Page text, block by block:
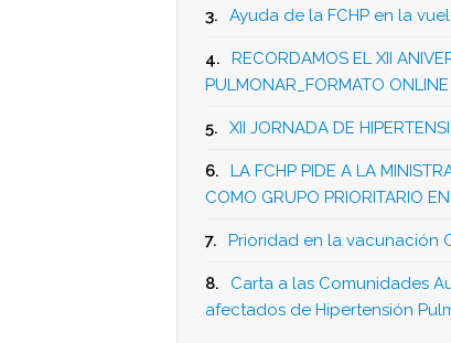
3. Ayuda de la FCHP en la
4.
RECORDAMOS EL XII
PULMONAR_FORMATO ONLINE
5. XII JORNADA DE
6.
LA FCHP PIDE A LA
COMO GRUPO PRIORITARIO
7. Prioridad en la vacunación
8.
Carta a las Comunidades
afectados de Hipertensión